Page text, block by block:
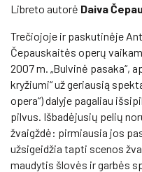
Libreto autorė Daiva
Trečiojoje ir paskutinėje
Čepauskaitės operų
2007 m. „Bulvinė pasaka“,
kryžiumi“ už geriausią
opera“) dalyje pagaliau
pilvus. Išbadėjusių pelių
žvaigždė: pirmiausia jos
užsigeidžia tapti scenos
maudytis šlovės ir garbės